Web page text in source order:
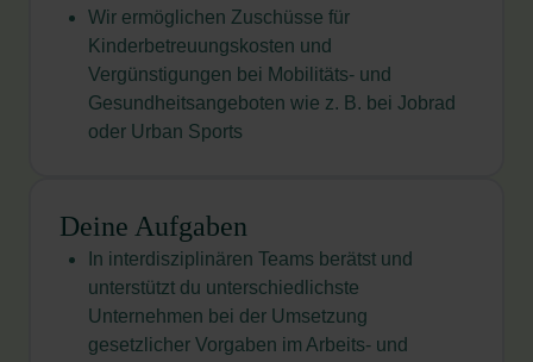
Wir ermöglichen Zuschüsse für
Kinderbetreuungskosten und
Vergünstigungen bei Mobilitäts- und
Gesundheitsangeboten wie z. B. bei Jobrad
oder Urban Sports
Deine Aufgaben
In interdisziplinären Teams berätst und
unterstützt du unterschiedlichste
Unternehmen bei der Umsetzung
gesetzlicher Vorgaben im Arbeits- und